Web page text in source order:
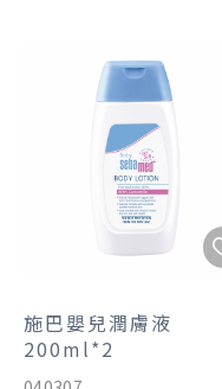
施巴嬰兒潤膚液
200ml*2